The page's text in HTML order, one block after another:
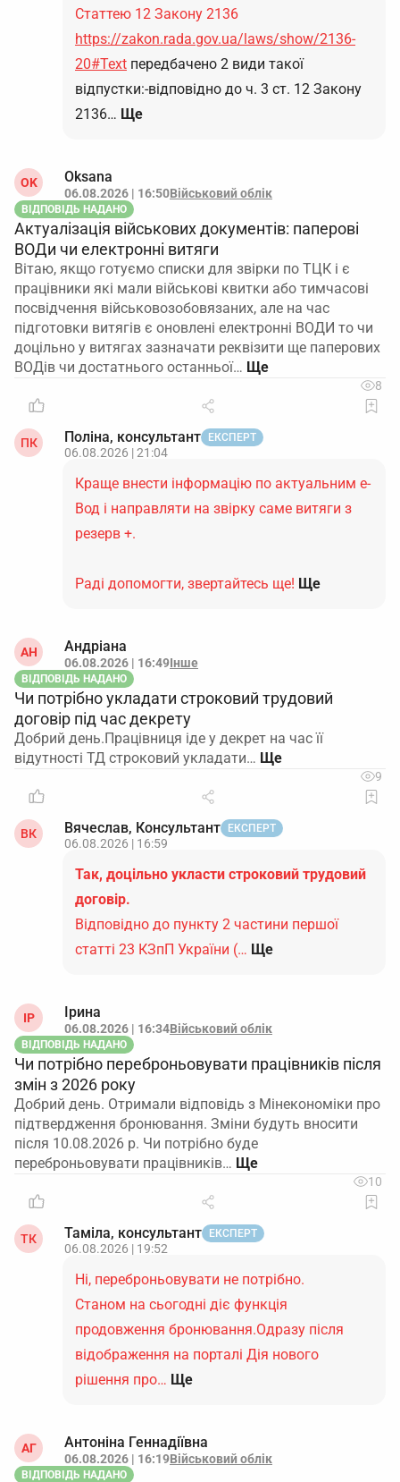
Статтею 12 Закону 2136
https://zakon.rada.gov.ua/laws/show/2136-
20#Text передбачено 2 види такої
відпустки:-відповідно до ч. 3 ст. 12 Закону
2136… Ще
OK Oksana
06.08.2026 | 16:50Військовий облік
ВІДПОВІДЬ НАДАНО
Актуалізація військових документів: паперові
ВОДи чи електронні витяги
Вітаю, якщо готуємо списки для звірки по ТЦК і є
працівники які мали військові квитки або тимчасові
посвідчення військовозобовязаних, але на час
підготовки витягів є оновлені електронні ВОДИ то чи
доцільно у витягах зазначати реквізити ще паперових
ВОДів чи достатнього останньої…
8
ПК Поліна, консультант ЕКСПЕРТ
06.08.2026 | 21:04
Краще внести інформацію по актуальним е-
Вод і направляти на звірку саме витяги з
резерв +.
Раді допомогти, звертайтесь ще! Ще
АН Андріана
06.08.2026 | 16:49Інше
ВІДПОВІДЬ НАДАНО
Чи потрібно укладати строковий трудовий
договір під час декрету
Добрий день.Працівниця іде у декрет на час її
відутності ТД строковий укладати…
9
ВК Вячеслав, Консультант ЕКСПЕРТ
06.08.2026 | 16:59
Так, доцільно укласти строковий трудовий
договір.
Відповідно до пункту 2 частини першої
статті 23 КЗпП України (… Ще
ІР Ірина
06.08.2026 | 16:34Військовий облік
ВІДПОВІДЬ НАДАНО
Чи потрібно переброньовувати працівників після
змін з 2026 року
Добрий день. Отримали відповідь з Мінекономіки про
підтвердження бронювання. Зміни будуть вносити
після 10.08.2026 р. Чи потрібно буде
переброньовувати працівників…
10
ТК Таміла, консультант ЕКСПЕРТ
06.08.2026 | 19:52
Ні, переброньовувати не потрібно.
Станом на сьогодні діє функція
продовження бронювання.Одразу після
відображення на порталі Дія нового
рішення про… Ще
АГ Антоніна Геннадіївна
06.08.2026 | 16:19Військовий облік
ВІДПОВІДЬ НАДАНО